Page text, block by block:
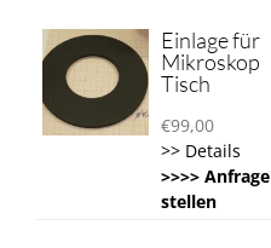
Einlage für
Mikroskop
Tisch
€99,00
>> Details
>>>> Anfrage
stellen